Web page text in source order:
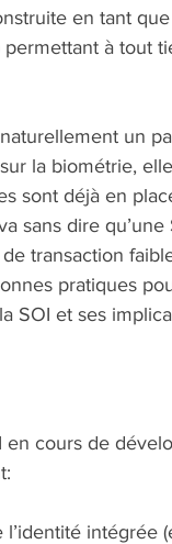
en tant
à tout
un
la biométrie,
sont déjà en
sans dire qu’une
transaction
pratiques
SOI et ses
cours de
intégrée